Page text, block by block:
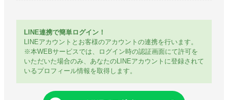
成分・アレルギー情報
お問い合わせ
Special contents
コミュニティサイト
LINE連携で簡単ログイン！
LINEアカウントとお客様のアカウントの連携を行います。
※本WEBサービスでは、ログイン時の認証画面にて許可を
いただいた場合のみ、あなたのLINEアカウントに登録されて
いるプロフィール情報を取得します。